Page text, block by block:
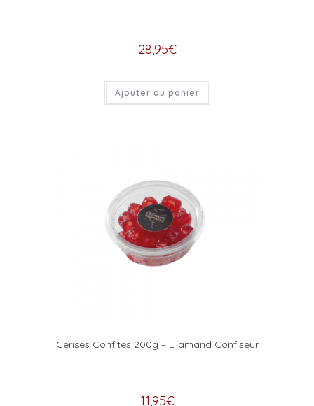
28,95€
Ajouter au panier
Cerises Confites 200g – Lilamand Confiseur
11,95€